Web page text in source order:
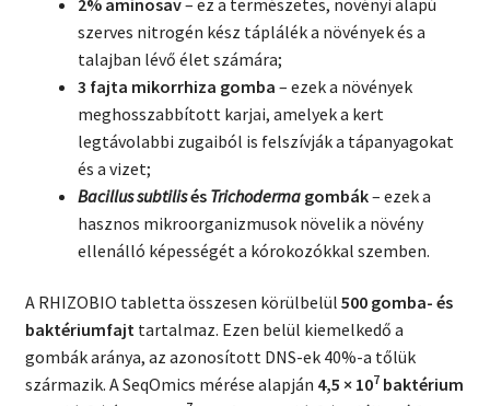
szerves nitrogén kész táplálék a növények és a
talajban lévő élet számára;
3 fajta mikorrhiza gomba – ezek a növények
meghosszabbított karjai, amelyek a kert
legtávolabbi zugaiból is felszívják a tápanyagokat
és a vizet;
Bacillus subtilisés Trichodermagombák– ezek a
hasznos mikroorganizmusok növelik a növény
ellenálló képességét a kórokozókkal szemben.
A RHIZOBIO tabletta összesen körülbelül 500 gomba- és
baktériumfajttartalmaz. Ezen belül kiemelkedő a
gombák aránya, az azonosított DNS-ek 40%-a tőlük
származik. A SeqOmics mérése alapján 4,5 × 107baktérium